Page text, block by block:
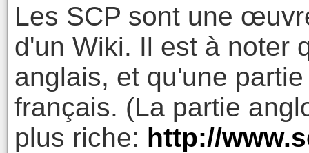
Les SCP sont une
d'un Wiki. Il est à noter
anglais, et qu'une
français. (La partie
plus riche: http://